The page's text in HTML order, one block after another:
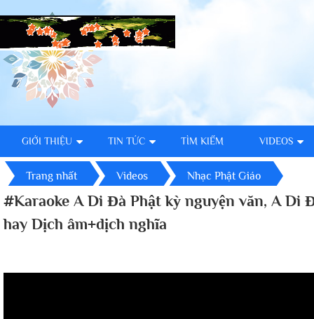
GIỚI THIỆU TIN TỨC TÌM KIẾM VIDEOS
Trang nhất Videos Nhạc Phật Giáo
#Karaoke A Di Đà Phật kỳ nguyện văn, A Di
hay Dịch âm+dịch nghĩa